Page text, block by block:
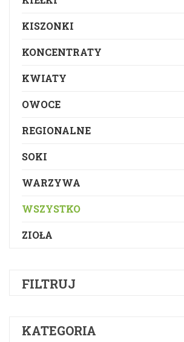
KISZONKI
KONCENTRATY
KWIATY
OWOCE
REGIONALNE
SOKI
WARZYWA
WSZYSTKO
ZIOŁA
FILTRUJ
KATEGORIA